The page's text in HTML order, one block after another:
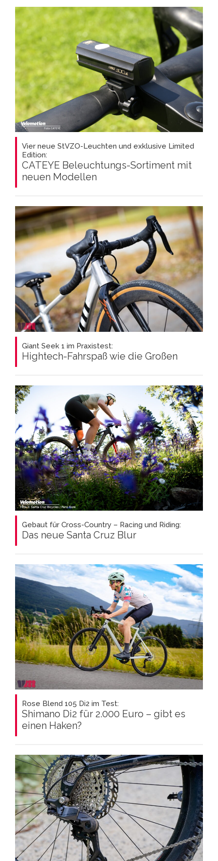
Vier neue StVZO-Leuchten und exklusive Limited
Edition:
CATEYE Beleuchtungs-Sortiment mit
neuen Modellen
Giant Seek 1 im Praxistest:
Hightech-Fahrspaß wie die Großen
Gebaut für Cross-Country – Racing und Riding:
Das neue Santa Cruz Blur
Rose Blend 105 Di2 im Test:
Shimano Di2 für 2.000 Euro – gibt es
einen Haken?